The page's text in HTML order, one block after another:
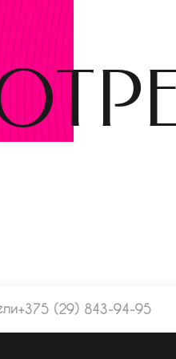
+375 (29) 843-94-95